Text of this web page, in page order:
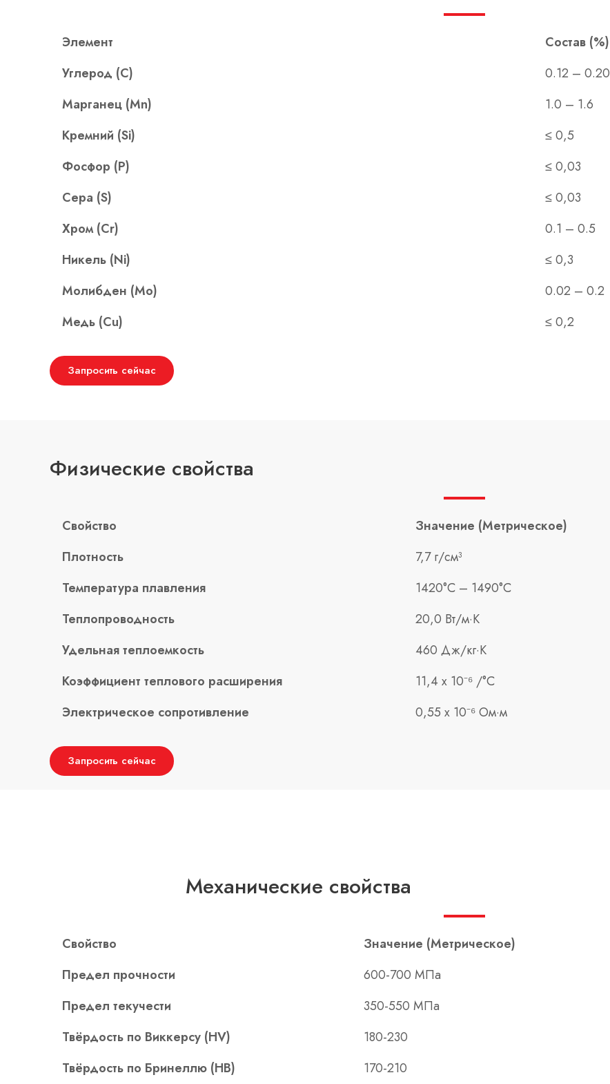
Элемент
Состав (%)
Углерод (С)
0.12 – 0.20
Марганец (Mn)
1.0 – 1.6
Кремний (Si)
≤ 0,5
Фосфор (P)
≤ 0,03
Сера (S)
≤ 0,03
Хром (Cr)
0.1 – 0.5
Никель (Ni)
≤ 0,3
Молибден (Mo)
0.02 – 0.2
Медь (Cu)
≤ 0,2
Запросить сейчас
Физические свойства
Свойство Значение (Метрическое)
Плотность
7,7 г/см³
Температура плавления
1420°С – 1490°С
Теплопроводность
20,0 Вт/м·К
Удельная теплоемкость
460 Дж/кг·К
Коэффициент теплового расширения
11,4 х 10⁻⁶ /°С
Электрическое сопротивление
0,55 x 10⁻⁶ Ом·м
Запросить сейчас
Механические свойства
Свойство Значение (Метрическое)
Предел прочности
600-700 МПа
Предел текучести
350-550 МПа
Твёрдость по Виккерсу (HV)
180-230
Твёрдость по Бринеллю (HB)
170-210